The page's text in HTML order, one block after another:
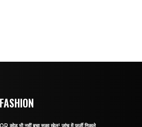
FASHION
QR कोड भी नहीं बचा सका खेल! जांच में फर्जी निकले